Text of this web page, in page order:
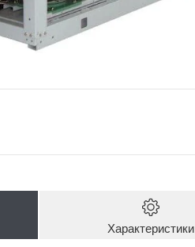
Характеристики